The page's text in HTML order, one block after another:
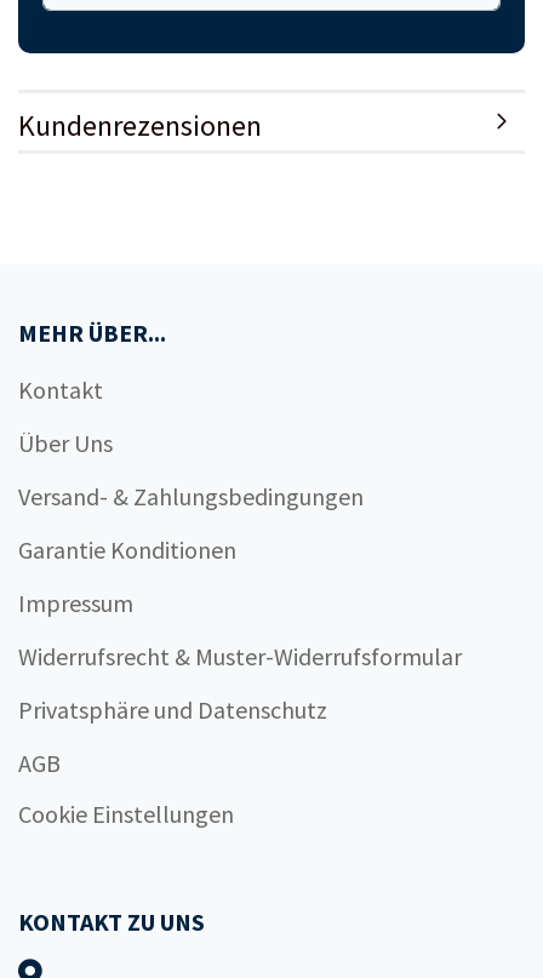
Kundenrezensionen
MEHR ÜBER...
Kontakt
Über Uns
Versand- & Zahlungsbedingungen
Garantie Konditionen
Impressum
Widerrufsrecht & Muster-Widerrufsformular
Privatsphäre und Datenschutz
AGB
Cookie Einstellungen
KONTAKT ZU UNS